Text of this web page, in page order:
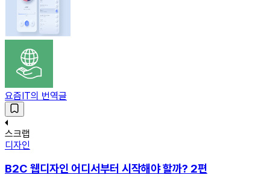
요즘IT의 번역글
스크랩
디자인
B2C 웹디자인 어디서부터 시작해야 할까? 2편